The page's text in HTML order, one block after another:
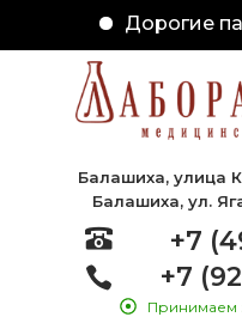
Дорогие
Балашиха, улица
Балашиха, ул.
+7
+7
Принимаем